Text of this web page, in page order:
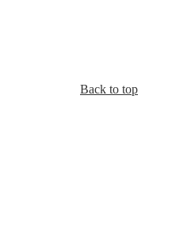
Back to top